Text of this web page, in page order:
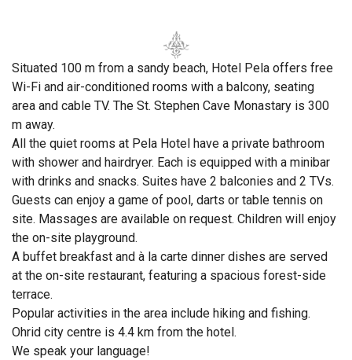
Situated 100 m from a sandy beach, Hotel Pela offers free
Wi-Fi and air-conditioned rooms with a balcony, seating
area and cable TV. The St. Stephen Cave Monastary is 300
m away.
All the quiet rooms at Pela Hotel have a private bathroom
with shower and hairdryer. Each is equipped with a minibar
with drinks and snacks. Suites have 2 balconies and 2 TVs.
Guests can enjoy a game of pool, darts or table tennis on
site. Massages are available on request. Children will enjoy
the on-site playground.
A buffet breakfast and à la carte dinner dishes are served
at the on-site restaurant, featuring a spacious forest-side
terrace.
Popular activities in the area include hiking and fishing.
Ohrid city centre is 4.4 km from the hotel.
We speak your language!